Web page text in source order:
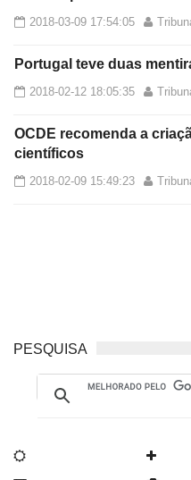
2018-03-09 17:54:05
Portugal teve duas
2018-02-12 18:05:35
OCDE recomenda a
científicos
2018-02-09 15:49:23
PESQUISA